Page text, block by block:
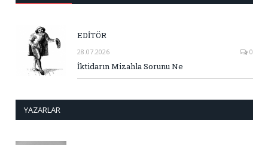
EDİTÖR
28.07.2026 0
İktidarın Mizahla Sorunu Ne
YAZARLAR